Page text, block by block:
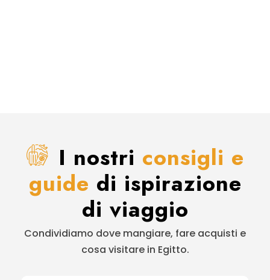
I nostri consigli e
guide di ispirazione
di viaggio
Condividiamo dove mangiare, fare acquisti e
cosa visitare in Egitto.